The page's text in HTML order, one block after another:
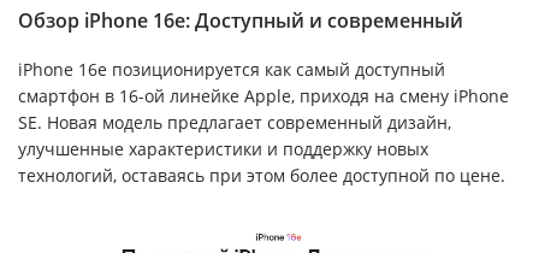
Обзор iPhone 16e: Доступный и современный
iPhone 16e позиционируется как самый доступный
смартфон в 16-ой линейке Apple, приходя на смену iPhone
SE. Новая модель предлагает современный дизайн,
улучшенные характеристики и поддержку новых
технологий, оставаясь при этом более доступной по цене.